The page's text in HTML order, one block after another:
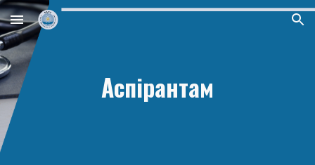
Skip to main content Skip to navigation
Аспірантам